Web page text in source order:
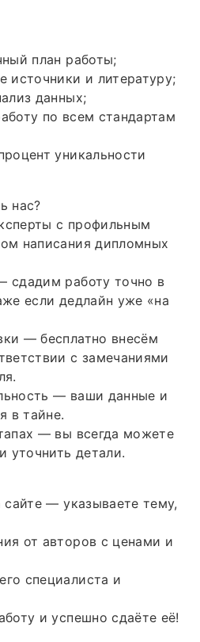
план работы;
источники и литературу;
данных;
по всем стандартам
уникальности
нас?
с профильным
написания дипломных
сдадим работу точно в
если дедлайн уже «на
— бесплатно внесём
с замечаниями
— ваши данные и
в тайне.
— вы всегда можете
уточнить детали.
сайте — указываете тему,
от авторов с ценами и
специалиста и
и успешно сдаёте её!